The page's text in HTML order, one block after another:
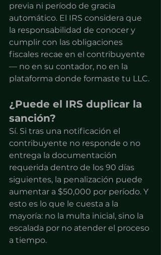
previa ni período de gracia
automático. El IRS considera que
la responsabilidad de conocer y
cumplir con las obligaciones
fiscales recae en el contribuyente
— no en su contador, no en la
plataforma donde formaste tu LLC.
¿Puede el IRS duplicar la
sanción?
Sí. Si tras una notificación el
contribuyente no responde o no
entrega la documentación
requerida dentro de los 90 días
siguientes, la penalización puede
aumentar a $50,000 por período. Y
esto es lo que le cuesta a la
mayoría: no la multa inicial, sino la
escalada por no atender el proceso
a tiempo.